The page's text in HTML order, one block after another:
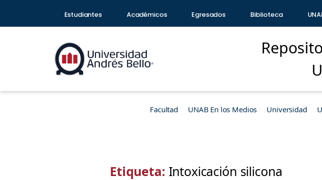
Estudiantes Académicos Egresados Biblioteca
Facultad UNAB En los Medios Universidad
Etiqueta: Intoxicación silicona